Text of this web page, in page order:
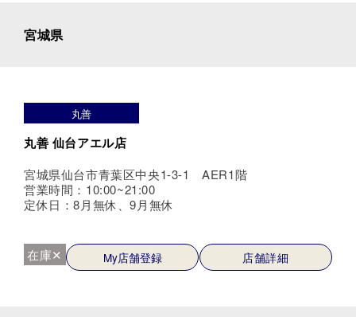
宮城県
丸善
丸善 仙台アエル店
宮城県仙台市青葉区中央1-3-1 AER1階
営業時間：10:00~21:00
定休日：8月無休、9月無休
在庫✕ My店舗登録 店舗詳細